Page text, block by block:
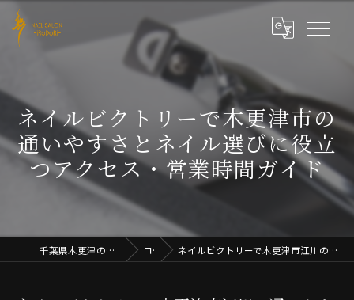
ネイルビクトリーで木更津市の
通いやすさとネイル選びに役立
つアクセス・営業時間ガイド
千葉県木更津のネイルならNAIL SALON iRoDoRi コラム ネイルビクトリーで木更津市江川の通いやすさとネイル選びに役立つアクセス・営業時間ガイド